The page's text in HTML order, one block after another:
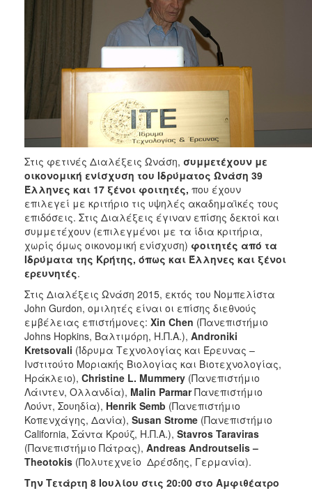
Στις φετινές Διαλέξεις Ωνάση, συμμετέχουν με
οικονομική ενίσχυση του Ιδρύματος Ωνάση 39
Έλληνες και 17 ξένοι φοιτητές, που έχουν
επιλεγεί με κριτήριο τις υψηλές ακαδημαϊκές τους
επιδόσεις. Στις Διαλέξεις έγιναν επίσης δεκτοί και
συμμετέχουν (επιλεγμένοι με τα ίδια κριτήρια,
χωρίς όμως οικονομική ενίσχυση) φοιτητές από τα
Ιδρύματα της Κρήτης, όπως και Έλληνες και ξένοι
ερευνητές.
Στις Διαλέξεις Ωνάση 2015, εκτός του Νομπελίστα
John Gurdon, ομιλητές είναι οι επίσης διεθνούς
εμβέλειας επιστήμονες: Xin Chen (Πανεπιστήμιο
Johns Hopkins, Βαλτιμόρη, Η.Π.Α.), Androniki
Kretsovali (Ίδρυμα Τεχνολογίας και Έρευνας –
Ινστιτούτο Μοριακής Βιολογίας και Βιοτεχνολογίας,
Ηράκλειο), Christine L. Mummery (Πανεπιστήμιο
Λάιντεν, Ολλανδία), Malin Parmar Πανεπιστήμιο
Λούντ, Σουηδία), Henrik Semb (Πανεπιστήμιο
Κοπενχάγης, Δανία), Susan Strome (Πανεπιστήμιο
California, Σάντα Κρούζ, Η.Π.Α.), Stavros Taraviras
(Πανεπιστήμιο Πάτρας), Andreas Androutselis–
Theotokis (Πολυτεχνείο Δρέσδης, Γερμανία).
Την Τετάρτη 8 Ιουλίου στις 20:00 στο Αμφιθέατρο